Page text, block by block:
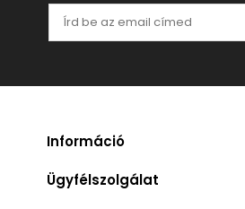
Információ
Ügyfélszolgálat